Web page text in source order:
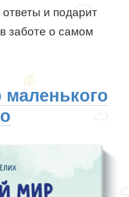
и подарит
заботе о самом